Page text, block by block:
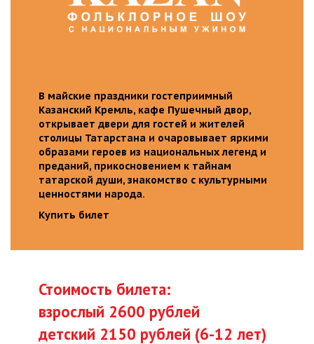
В майские праздники гостеприимный
Казанский Кремль, кафе Пушечный двор,
открывает двери для гостей и жителей
столицы Татарстана и очаровывает яркими
образами героев из национальных легенд и
преданий, прикосновением к тайнам
татарской души, знакомство с культурными
ценностями народа.
Купить билет
Стоимость билета:
взрослый 2600 рублей
детский 2150 рублей (6-12 лет)